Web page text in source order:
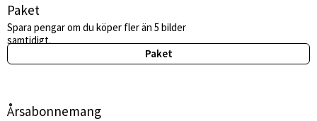
Paket
Spara pengar om du köper fler än 5 bilder
samtidigt.
Paket
Årsabonnemang